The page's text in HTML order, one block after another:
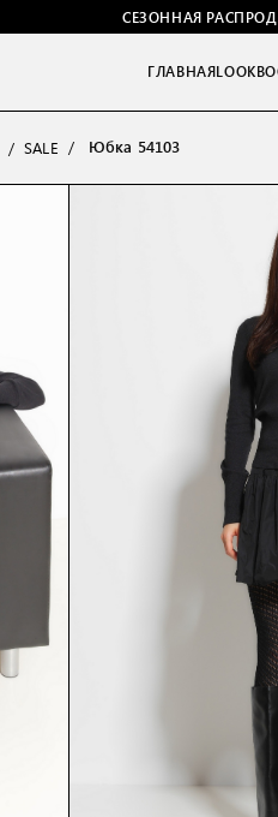
СЕЗОННАЯ
ГЛАВНАЯ
SALE Юбка 54103